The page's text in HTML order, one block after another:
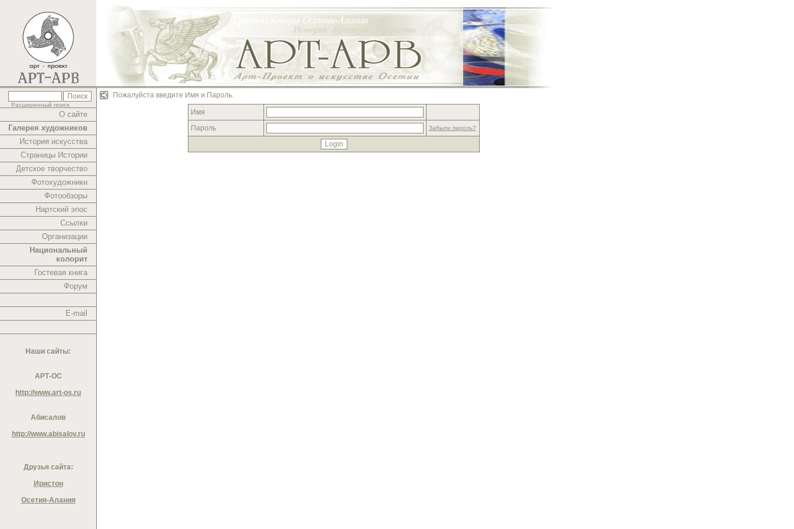
Расширенный поиск
О сайте
Галерея художников
История искусства
Страницы Истории
Детское творчество
Фотохудожники
Фотообзоры
Нартский эпос
Ссылки
Организации
Национальный
колорит
Гостевая книга
Форум
E-mail
Наши сайты:
АРТ-ОС
http://www.art-os.ru
Абисалов
http://www.abisalov.ru
Друзья сайта:
Иристон
Осетия-Алания
Пожалуйста введите Имя и Пароль.
Имя
Пароль
Забыли пароль?